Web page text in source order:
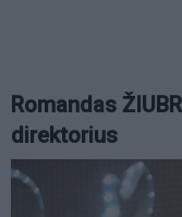
Romandas
direktorius